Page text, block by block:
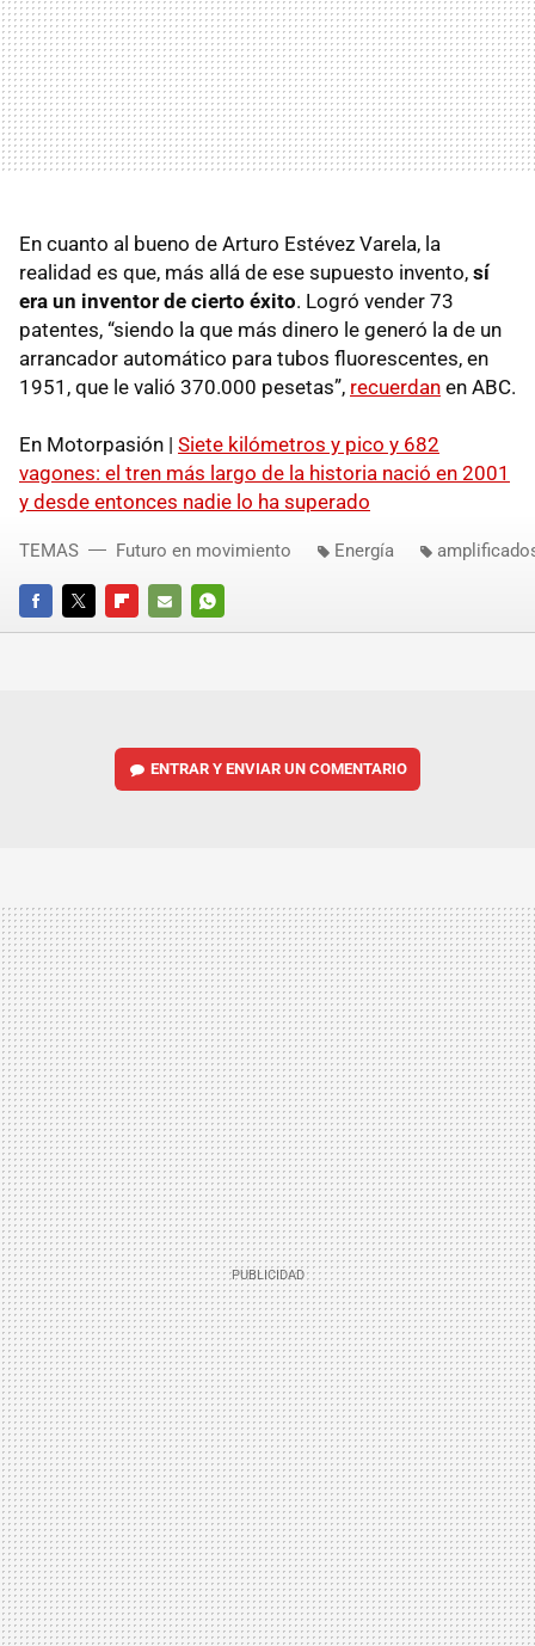
En cuanto al bueno de Arturo Estévez Varela, la
realidad es que, más allá de ese supuesto invento, sí
era un inventor de cierto éxito. Logró vender 73
patentes, “siendo la que más dinero le generó la de un
arrancador automático para tubos fluorescentes, en
1951, que le valió 370.000 pesetas”, recuerdan en ABC.
En Motorpasión | Siete kilómetros y pico y 682
vagones: el tren más largo de la historia nació en 2001
y desde entonces nadie lo ha superado
FACEBOOKTWITTERFLIPBOARD
E-
WHATSAPP
TEMAS Futuro en movimiento Energía
ENTRAR Y ENVIAR UN COMENTARIO